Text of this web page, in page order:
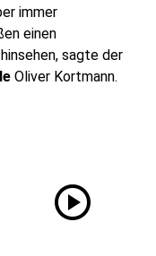
immer
einen
sagte der
Oliver Kortmann.
play_circle